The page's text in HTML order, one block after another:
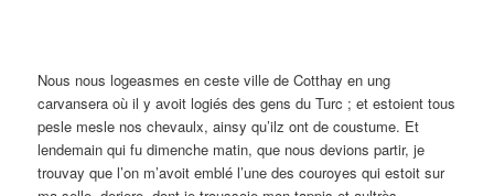
Nous nous logeasmes en ceste ville de Cotthay en ung
carvansera où il y avoit logiés des gens du Turc ; et estoient tous
pesle mesle nos chevaulx, ainsy qu’ilz ont de coustume. Et
lendemain qui fu dimenche matin, que nous devions partir, je
trouvay que l’on m’avoit emblé l’une des couroyes qui estoit sur